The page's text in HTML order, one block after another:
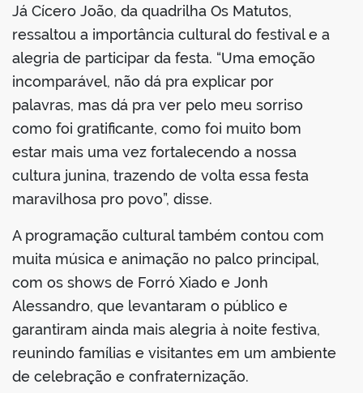
Já Cícero João, da quadrilha Os Matutos,
ressaltou a importância cultural do festival e a
alegria de participar da festa. “Uma emoção
incomparável, não dá pra explicar por
palavras, mas dá pra ver pelo meu sorriso
como foi gratificante, como foi muito bom
estar mais uma vez fortalecendo a nossa
cultura junina, trazendo de volta essa festa
maravilhosa pro povo”, disse.
A programação cultural também contou com
muita música e animação no palco principal,
com os shows de Forró Xiado e Jonh
Alessandro, que levantaram o público e
garantiram ainda mais alegria à noite festiva,
reunindo famílias e visitantes em um ambiente
de celebração e confraternização.